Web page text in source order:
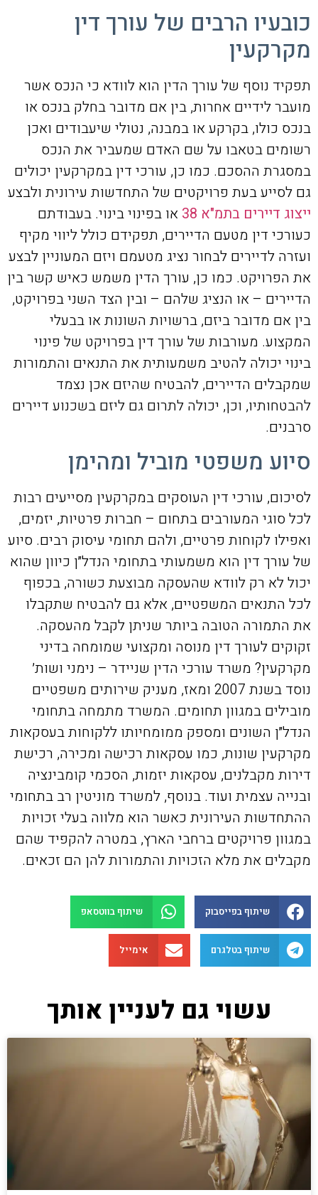
כובעיו הרבים של עורך דין
מקרקעין
תפקיד נוסף של עורך הדין הוא לוודא כי הנכס אשר
מועבר לידיים אחרות, בין אם מדובר בחלק בנכס או
בנכס כולו, בקרקע או במבנה, נטולי שיעבודים ואכן
רשומים בטאבו על שם האדם שמעביר את הנכס
במסגרת ההסכם. כמו כן, עורכי דין במקרקעין יכולים
גם לסייע בעת פרויקטים של התחדשות עירונית ולבצע
ייצוג דיירים בתמ"א 38
או בפינוי בינוי. בעבודתם
כעורכי דין מטעם הדיירים, תפקידם כולל ליווי מקיף
ועזרה לדיירים לבחור נציג מטעמם ויזם המעוניין לבצע
את הפרויקט. כמו כן, עורך הדין משמש כאיש קשר בין
הדיירים – או הנציג שלהם – ובין הצד השני בפרויקט,
בין אם מדובר ביזם, ברשויות השונות או בבעלי
המקצוע. מעורבות של עורך דין בפרויקט של פינוי
בינוי יכולה להטיב משמעותית את התנאים והתמורות
שמקבלים הדיירים, להבטיח שהיזם אכן נצמד
להבטחותיו, וכן, יכולה לתרום גם ליזם בשכנוע דיירים
סרבנים.
סיוע משפטי מוביל ומהימן
לסיכום, עורכי דין העוסקים במקרקעין מסייעים רבות
לכל סוגי המעורבים בתחום – חברות פרטיות, יזמים,
ואפילו לקוחות פרטיים, ולהם תחומי עיסוק רבים. סיוע
של עורך דין הוא משמעותי בתחומי הנדל״ן כיוון שהוא
יכול לא רק לוודא שהעסקה מבוצעת כשורה, בכפוף
לכל התנאים המשפטיים, אלא גם להבטיח שתקבלו
את התמורה הטובה ביותר שניתן לקבל מהעסקה.
זקוקים לעורך דין מנוסה ומקצועי שמומחה בדיני
מקרקעין? משרד עורכי הדין שניידר – נימני ושות׳
נוסד בשנת 2007 ומאז, מעניק שירותים משפטיים
מובילים במגוון תחומים. המשרד מתמחה בתחומי
הנדל״ן השונים ומספק ממומחיותו ללקוחות בעסקאות
מקרקעין שונות, כמו עסקאות רכישה ומכירה, רכישת
דירות מקבלנים, עסקאות יזמות, הסכמי קומבינציה
ובנייה עצמית ועוד. בנוסף, למשרד מוניטין רב בתחומי
ההתחדשות העירונית כאשר הוא מלווה בעלי זכויות
במגוון פרויקטים ברחבי הארץ, במטרה להקפיד שהם
מקבלים את מלא הזכויות והתמורות להן הם זכאים.
שיתוף בפייסבוק שיתוף בווטסאפ
שיתוף בטלגרם אימייל
עשוי גם לעניין אותך